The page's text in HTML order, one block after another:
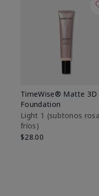
TimeWise® Matte 3D
Foundation
Light 1​ (subtonos
fríos)
$28.00